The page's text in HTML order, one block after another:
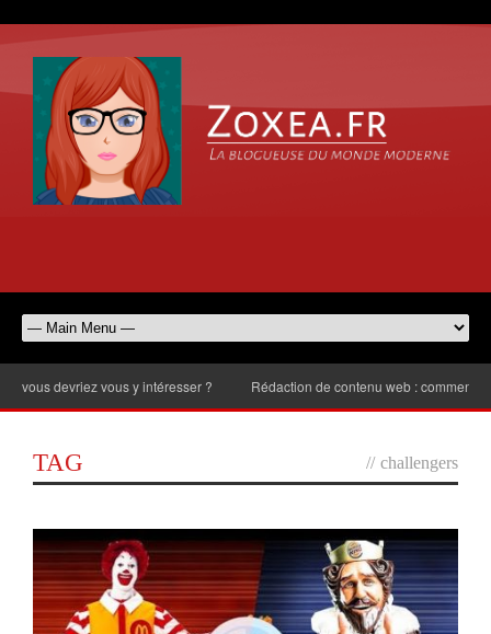
devriez vous y intéresser ? Rédaction de contenu web : comment choisir
TAG // challengers